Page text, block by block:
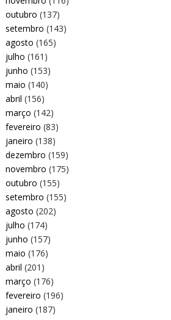
outubro (137)
setembro (143)
agosto (165)
julho (161)
junho (153)
maio (140)
abril (156)
março (142)
fevereiro (83)
janeiro (138)
dezembro (159)
novembro (175)
outubro (155)
setembro (155)
agosto (202)
julho (174)
junho (157)
maio (176)
abril (201)
março (176)
fevereiro (196)
janeiro (187)